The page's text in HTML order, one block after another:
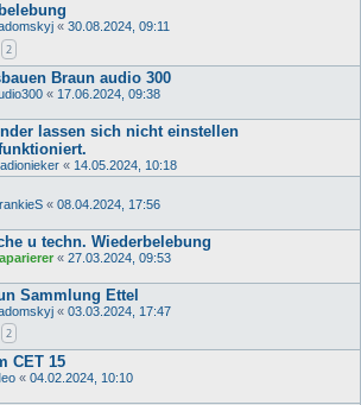
« 30.08.2024, 09:11
2
Braun audio 300
« 17.06.2024, 09:38
lassen sich nicht einstellen
« 14.05.2024, 10:18
« 08.04.2024, 17:56
u techn. Wiederbelebung
« 27.03.2024, 09:53
Sammlung Ettel
« 03.03.2024, 17:47
2
CET 15
« 04.02.2024, 10:10